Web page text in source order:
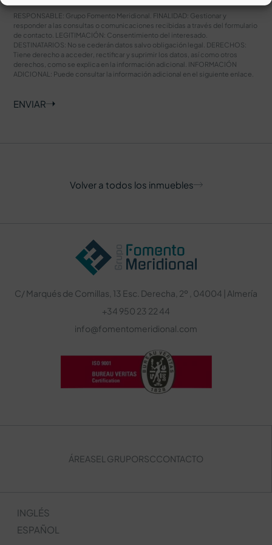
RESPONSABLE: Grupo Fomento Meridional. FINALIDAD: Gestionar y
responder a las consultas o comunicaciones recibidas a través del formulario
de contacto. LEGITIMACIÓN: Consentimiento del interesado.
DESTINATARIOS: No se cederán datos salvo obligación legal. DERECHOS:
Tiene derecho a acceder, rectificar y suprimir los datos, así como otros
derechos, como se explica en la información adicional. INFORMACIÓN
ADICIONAL: Puede consultar la información adicional en el siguiente enlace
ENVIAR
Volver a todos los inmuebles
C/ Marqués de Comillas, 13 Esc. Derecha, 2º , 04004 | Almería
+34 950 23 22 44
info@fomentomeridional.com
ÁREASEL GRUPORSCCONTACTO
INGLÉS
ESPAÑOL